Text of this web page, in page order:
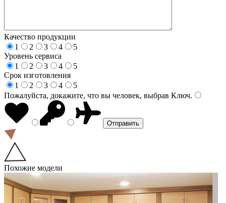
Качество продукции
1
2 3 4
5
Уровень сервиса
1
2 3 4
5
Срок изготовления
1
2 3 4
5
Пожалуйста, докажите, что вы человек, выбрав Ключ.
Похожие модели